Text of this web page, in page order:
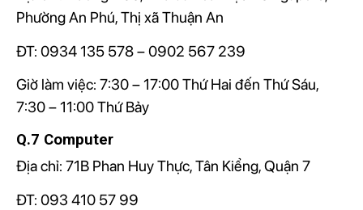
Phường An Phú, Thị xã Thuận An
ĐT: 0934 135 578 – 0902 567 239
Giờ làm việc: 7:30 – 17:00 Thứ Hai đến Thứ Sáu,
7:30 – 11:00 Thứ Bảy
Q.7 Computer
Địa chỉ: 71B Phan Huy Thực, Tân Kiểng, Quận 7
ĐT: 093 410 57 99